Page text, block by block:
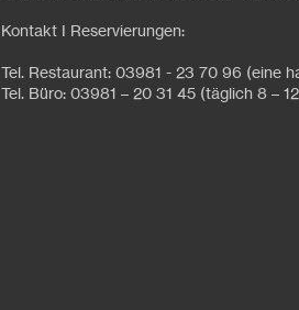
Kontakt I Reservierungen:
Tel. Restaurant: 03981 - 23 70 96 (eine
Tel. Büro: 03981 – 20 31 45 (täglich 8 –